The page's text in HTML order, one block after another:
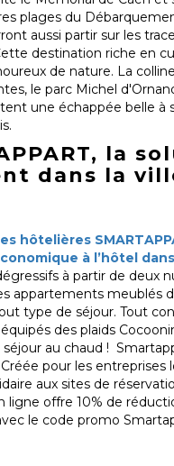
plages du
aussi partir sur les
destination riche en
de nature. La
le parc Michel
une échappée belle à
la
dans la
hôtelières
à l’hôtel
à partir de deux
appartements meublés
type de séjour. Tout
des plaids
séjour au chaud !
pour les entreprises
aux sites de
ligne offre 10% de
le code promo